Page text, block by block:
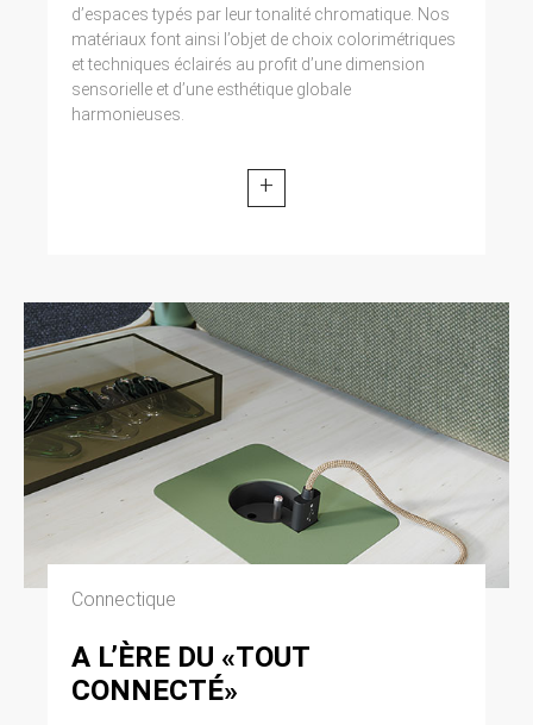
d’espaces typés par leur tonalité chromatique. Nos
matériaux font ainsi l’objet de choix colorimétriques
et techniques éclairés au profit d’une dimension
sensorielle et d’une esthétique globale
harmonieuses.
+
Connectique
A L’ÈRE DU «TOUT
CONNECTÉ»